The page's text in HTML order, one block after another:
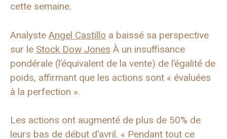
cette semaine.
Analyste Angel Castillo a baissé sa perspective
sur le Stock Dow Jones À un insuffisance
pondérale (l’équivalent de la vente) de l’égalité de
poids, affirmant que les actions sont « évaluées
à la perfection ».
Les actions ont augmenté de plus de 50% de
leurs bas de début d’avril. « Pendant tout ce